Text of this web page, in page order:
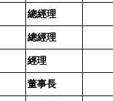
總經理
總經理
經理
董事長